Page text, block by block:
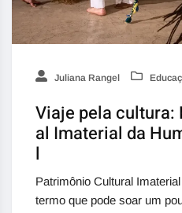
Juliana Rangel
Viaje pela
al Imaterial da
l
Patrimônio Cultural
termo que pode soar um